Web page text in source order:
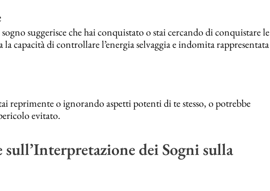
suggerisce che hai conquistato o stai cercando di conquistare le
capacità di controllare l’energia selvaggia e indomita rappresentata
reprimente o ignorando aspetti potenti di te stesso, o potrebbe
evitato.
dei Sogni sulla